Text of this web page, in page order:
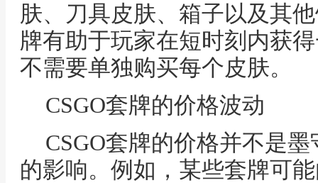
肤、刀具皮肤、箱子以及其
牌有助于玩家在短时刻内获
不需要单独购买每个皮肤。
CSGO套牌的价格波动
CSGO套牌的价格并不是
的影响。例如，某些套牌可